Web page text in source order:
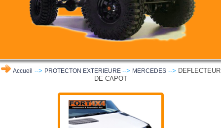
Accueil --> PROTECTON EXTERIEURE --> MERCEDES --> DEFLECTEUR
DE CAPOT